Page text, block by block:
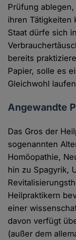
Prüfung
ihren Tätigkeiten
Staat dürfe sich
bereits
Papier, solle es
Gleichwohl
Angewandte
Das Gros der
sogenannten
Homöopathie,
hin zu Spagyrik,
Heilpraktikern
einer
davon verfügt
(außer dem